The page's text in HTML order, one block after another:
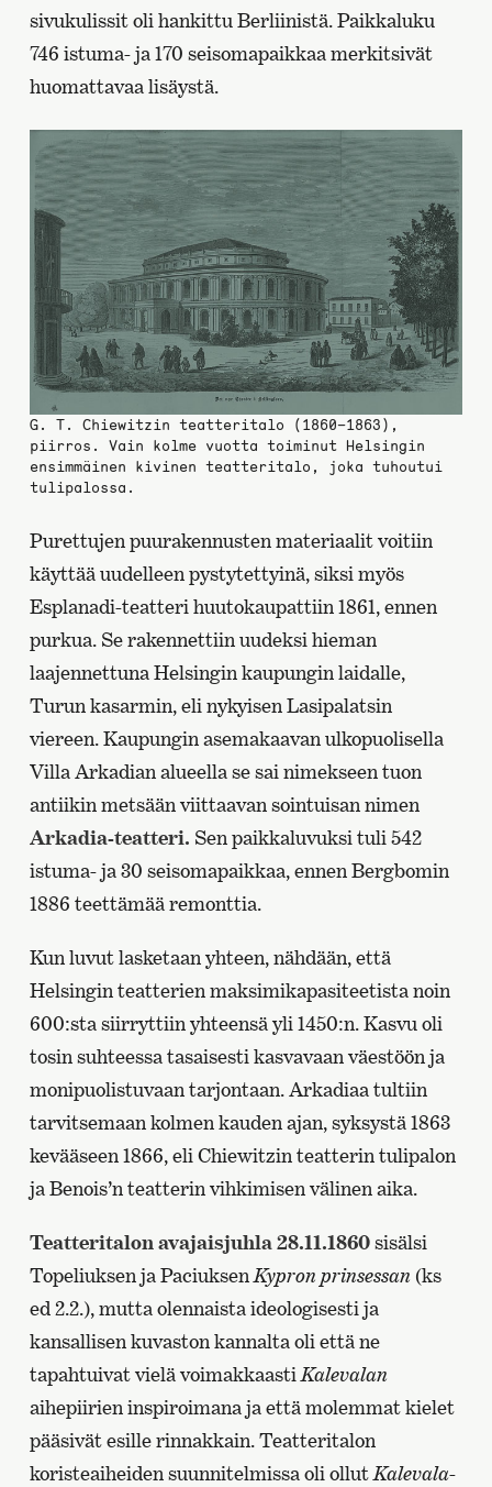
sivukulissit oli hankittu Berliinistä. Paikkaluku
746 istuma- ja 170 seisomapaikkaa merkitsivät
huomattavaa lisäystä.
G. T. Chiewitzin teatteritalo (1860–1863),
piirros. Vain kolme vuotta toiminut Helsingin
ensimmäinen kivinen teatteritalo, joka tuhoutui
tulipalossa.
Purettujen puurakennusten materiaalit voitiin
käyttää uudelleen pystytettyinä, siksi myös
Esplanadi-teatteri huutokaupattiin 1861, ennen
purkua. Se rakennettiin uudeksi hieman
laajennettuna Helsingin kaupungin laidalle,
Turun kasarmin, eli nykyisen Lasipalatsin
viereen. Kaupungin asemakaavan ulkopuolisella
Villa Arkadian alueella se sai nimekseen tuon
antiikin metsään viittaavan sointuisan nimen
Arkadia-teatteri. Sen paikkaluvuksi tuli 542
istuma- ja 30 seisomapaikkaa, ennen Bergbomin
1886 teettämää remonttia.
Kun luvut lasketaan yhteen, nähdään, että
Helsingin teatterien maksimikapasiteetista noin
600:sta siirryttiin yhteensä yli 1450:n. Kasvu oli
tosin suhteessa tasaisesti kasvavaan väestöön ja
monipuolistuvaan tarjontaan. Arkadiaa tultiin
tarvitsemaan kolmen kauden ajan, syksystä 1863
kevääseen 1866, eli Chiewitzin teatterin tulipalon
ja Benois’n teatterin vihkimisen välinen aika.
Teatteritalon avajaisjuhla 28.11.1860sisälsi
Topeliuksen ja PaciuksenKypron prinsessan(ks
ed 2.2.), mutta olennaista ideologisesti ja
kansallisen kuvaston kannalta oli että ne
tapahtuivat vielä voimakkaastiKalevalan
aihepiirien inspiroimana ja että molemmat kielet
pääsivät esille rinnakkain. Teatteritalon
koristeaiheiden suunnitelmissa oli ollutKalevala-